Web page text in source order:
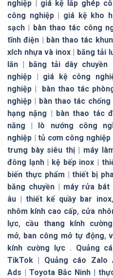
nghiệp
giá kệ lắp ghép
công nghiệp| giá kệ kho
sạch
bàn thao tác công
tĩnh điện
bàn thao tác
xích nhựa và inox| băng tải
lăn
băng tải dây chuyền
nghiệp
giá kệ công
nghiệp
bàn thao tác
nghiệp
bàn thao tác
hạng nặng
bàn thao tác
năng
lò nướng công
nghiệp
tủ cơm công nghiệp|
trưng bày siêu thị| máy
đông lạnh| kệ bếp inox
biến thực phẩm |thiết bị
băng chuyền
máy rửa bát
âu |thiết kế quầy bar inox,
nhôm kính cao cấp, cửa
lực, cầu thang kính
mở, ban công mở tự động,
kính cường lực. Quảng
TikTok
Quảng cáo Zalo
Ads
Toyota Bắc Ninh |